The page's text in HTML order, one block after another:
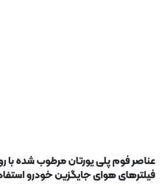
عناصر فوم پلی یورتان مرطوب شده با
فیلترهای هوای جایگزین خودرو